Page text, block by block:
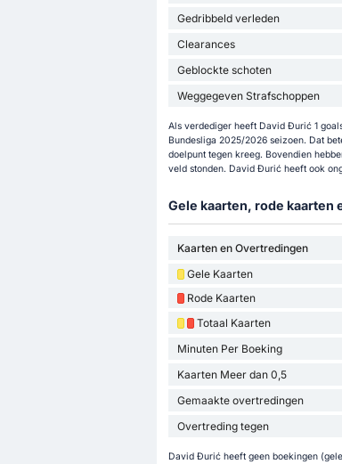
Gedribbeld verleden
Clearances
Geblockte schoten
Weggegeven Strafschoppen
Als verdediger heeft David Đurić 1
Bundesliga 2025/2026 seizoen. Dat
doelpunt tegen kreeg. Bovendien
veld stonden. David Đurić heeft ook
Gele kaarten, rode
Kaarten en Overtredingen
Gele Kaarten
Rode Kaarten
Totaal Kaarten
Minuten Per Boeking
Kaarten Meer dan 0,5
Gemaakte overtredingen
Overtreding tegen
David Đurić heeft geen boekingen